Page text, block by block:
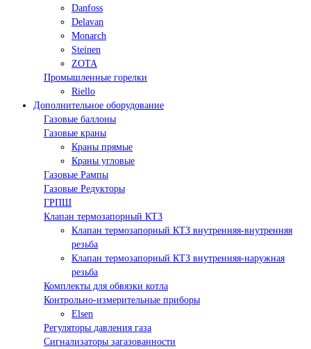
Danfoss
Delavan
Monarch
Steinen
ZOTA
Промышленные горелки
Riello
Дополнительное оборудование
Газовые баллоны
Газовые краны
Краны прямые
Краны угловые
Газовые Рампы
Газовые Редукторы
ГРПШ
Клапан термозапорный КТЗ
Клапан термозапорный КТЗ внутренняя-внутренняя
резьба
Клапан термозапорный КТЗ внутренняя-наружная
резьба
Комплекты для обвязки котла
Контрольно-измерительные приборы
Elsen
Регуляторы давления газа
Сигнализаторы загазованности